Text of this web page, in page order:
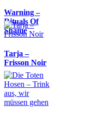
Warning –
Rituals Of
Shame
Tarja –
Frisson Noir